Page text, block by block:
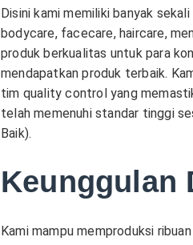
Disini kami memiliki banyak
bodycare, facecare, haircare,
produk berkualitas untuk para
mendapatkan produk terbaik.
tim quality control yang
telah memenuhi standar tinggi
Baik).
Keunggulan
Kami mampu memproduksi